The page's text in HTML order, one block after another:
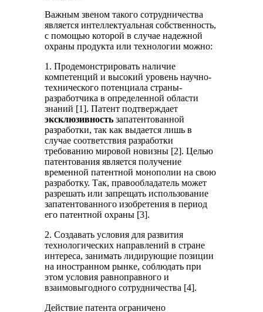
Важным звеном такого сотрудничества
является интеллектуальная собственность,
с помощью которой в случае надежной
охраны продукта или технологии можно:
1. Продемонстрировать наличие
компетенций и высокий уровень научно-
технического потенциала страны-
разработчика в определенной области
знаний [1]. Патент подтверждает
эксклюзивность запатентованной
разработки, так как выдается лишь в
случае соответствия разработки
требованию мировой новизны [2]. Целью
патентования является получение
временной патентной монополии на свою
разработку. Так, правообладатель может
разрешать или запрещать использование
запатентованного изобретения в период
его патентной охраны [3].
2. Создавать условия для развития
технологических направлений в стране
интереса, занимать лидирующие позиции
на иностранном рынке, соблюдать при
этом условия равноправного и
взаимовыгодного сотрудничества [4].
Действие патента ограничено